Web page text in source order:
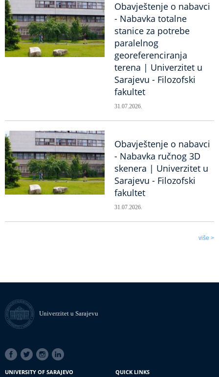
Obavještenje o nabavci
- Nabavka totalne
stanice za potrebe
paralelnog
georeferenciranja
terena | Univerzitet u
Sarajevu - Filozofski
fakultet
31.07.2026.
Obavještenje o nabavci
- Nabavka ručnog 3D
skenera | Univerzitet u
Sarajevu - Filozofski
fakultet
31.07.2026.
više >
Univerzitet u Sarajevu
SOCIAL
LINKS
UNIVERSITY OF SARAJEVO
QUICK LINKS